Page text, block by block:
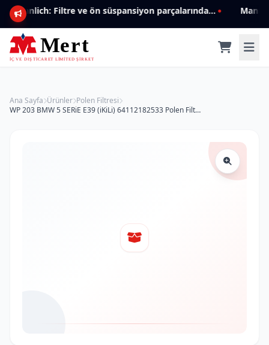
Mannlich: Filtre ve ön süspansiyon parçalarında genişleyen ürün yelpazesiyle kalite ve güven.
Ana Sayfa Ürünler Polen Filtresi
WP 203 BMW 5 SERiE E39 (iKiLi) 64112182533 Polen Filtresi